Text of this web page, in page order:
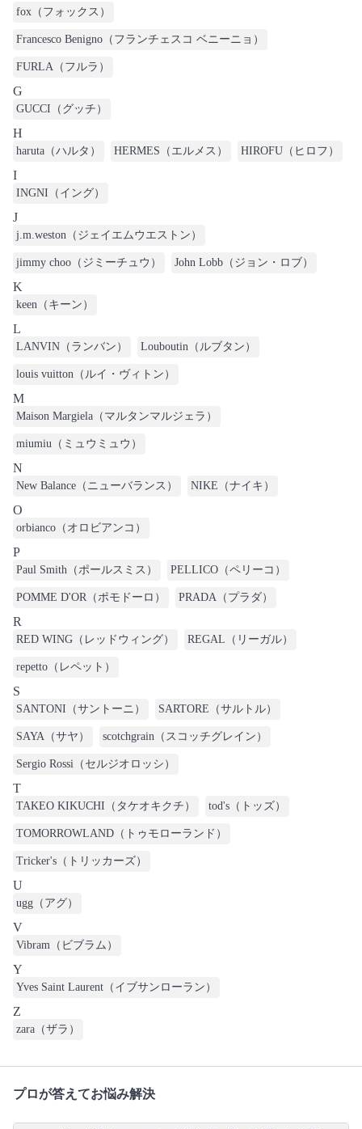
fox（フォックス）
Francesco Benigno（フランチェスコ ベニーニョ）
FURLA（フルラ）
G
GUCCI（グッチ）
H
haruta（ハルタ） HERMES（エルメス） HIROFU（ヒロフ）
I
INGNI（イング）
J
j.m.weston（ジェイエムウエストン）
jimmy choo（ジミーチュウ） John Lobb（ジョン・ロブ）
K
keen（キーン）
L
LANVIN（ランバン） Louboutin（ルブタン）
louis vuitton（ルイ・ヴィトン）
M
Maison Margiela（マルタンマルジェラ）
miumiu（ミュウミュウ）
N
New Balance（ニューバランス） NIKE（ナイキ）
O
orbianco（オロビアンコ）
P
Paul Smith（ポールスミス） PELLICO（ペリーコ）
POMME D'OR（ポモドーロ） PRADA（プラダ）
R
RED WING（レッドウィング） REGAL（リーガル）
repetto（レペット）
S
SANTONI（サントーニ） SARTORE（サルトル）
SAYA（サヤ） scotchgrain（スコッチグレイン）
Sergio Rossi（セルジオロッシ）
T
TAKEO KIKUCHI（タケオキクチ） tod's（トッズ）
TOMORROWLAND（トゥモローランド）
Tricker's（トリッカーズ）
U
ugg（アグ）
V
Vibram（ビブラム）
Y
Yves Saint Laurent（イブサンローラン）
Z
zara（ザラ）
プロが答えてお悩み解決